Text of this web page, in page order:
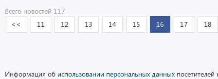
Всего новостей 117
<<
11 12 13 14 15 16 17 18
Информация об использовании персональных данных посетителей